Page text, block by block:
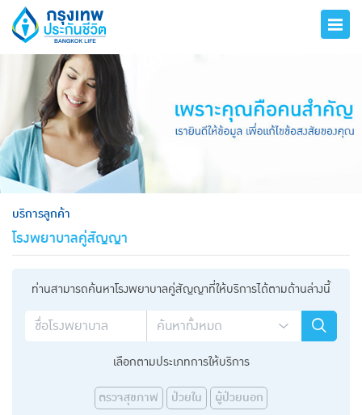
บริการลูกค้า
โรงพยาบาลคู่สัญญา
ท่านสามารถค้นหาโรงพยาบาลคู่สัญญาที่ให้บริการได้ตามด้านล่างนี้
เลือกตามประเภทการให้บริการ
ตรวจสุขภาพ ป่วยใน ผู้ป่วยนอก